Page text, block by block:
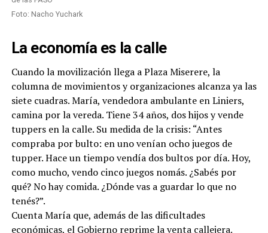
Foto: Nacho Yuchark
La economía es la calle
Cuando la movilización llega a Plaza Miserere, la
columna de movimientos y organizaciones alcanza ya las
siete cuadras. María, vendedora ambulante en Liniers,
camina por la vereda. Tiene 34 años, dos hijos y vende
tuppers en la calle. Su medida de la crisis: “Antes
compraba por bulto: en uno venían ocho juegos de
tupper. Hace un tiempo vendía dos bultos por día. Hoy,
como mucho, vendo cinco juegos nomás. ¿Sabés por
qué? No hay comida. ¿Dónde vas a guardar lo que no
tenés?”.
Cuenta María que, además de las dificultades
económicas, el Gobierno reprime la venta callejera.